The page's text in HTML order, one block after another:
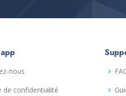
nous
de confidentialité